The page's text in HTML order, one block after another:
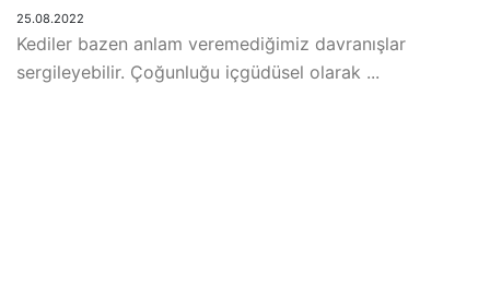
25.08.2022
Kediler bazen anlam veremediğimiz davranışlar
sergileyebilir. Çoğunluğu içgüdüsel olarak ...